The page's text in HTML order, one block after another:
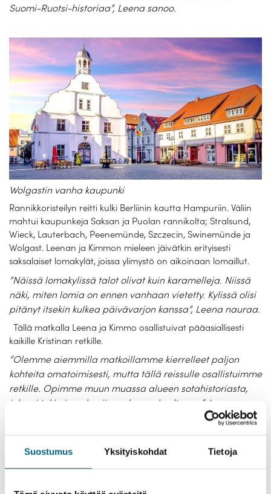
Suostumus Yksityiskohdat Tietoja
Suomi-Ruotsi-historiaa”, Leena sanoo.
Wolgastin vanha kaupunki
Rannikkoristeilyn reitti kulki Berliinin kautta Hampuriin. Väliin
mahtui kaupunkeja Saksan ja Puolan rannikolta; Stralsund,
Wieck, Lauterbach, Peenemünde, Szczecin, Swinemünde ja
Wolgast. Leenan ja Kimmon mieleen jäivätkin erityisesti
saksalaiset lomakylät, joissa ylimystö on aikoinaan lomaillut.
”Näissä lomakylissä talot olivat kuin karamelleja. Niissä
näki, miten lomia on ennen vanhaan vietetty. Kylissä olisi
pitänyt itsekin kulkea päivävarjon kanssa”, Leena nauraa.
Tällä matkalla Leena ja Kimmo osallistuivat pääasiallisesti
kaikille Kristinan retkille.
”Olemme aiemmilla matkoillamme kierrelleet paljon
kohteita omatoimisesti, mutta tällä reissulle osallistuimme
retkille. Opimme muun muassa alueen sotahistoriasta,
joka ei toki aina ole niin mukavaa kuultavaa”, Leena
Jokiristeilyn kokemuksia Ranskassa
Rannikkoristeilyn lisäksi Leena nostaa esiinjokiristeilyn